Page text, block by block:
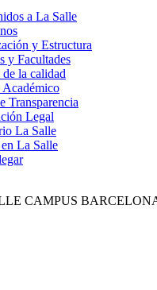
a La Salle
y Estructura
y Facultades
la calidad
Transparencia
Legal
La Salle
La Salle
CAMPUS